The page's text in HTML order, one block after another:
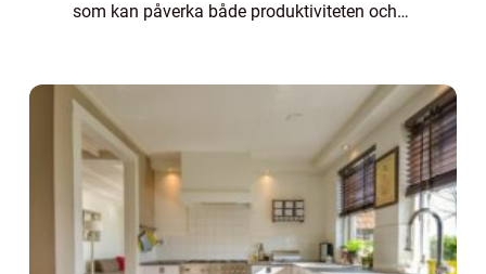
som kan påverka både produktiviteten och